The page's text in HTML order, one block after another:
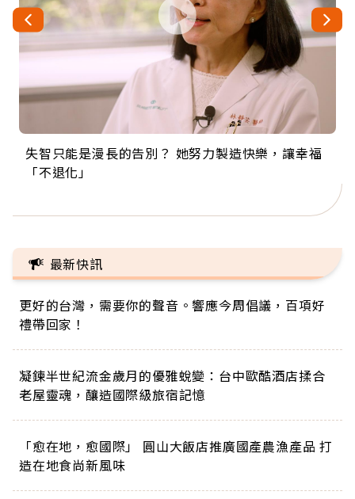
失智只能是漫長的告別？ 她努力製造快樂，讓幸福
「不退化」
來自剛果的巧克力神父 為台灣奉獻36年 「台灣是我
的家，我連作夢都講台語！」
63歲卸矽谷副總、搬回台灣找快樂！「蛋黃哥小
丑」走進安養院，逗樂上萬爺奶：退休後才開始真
104歲打破金氏世界紀錄 成為全球最年長羽球選
手，分享長壽的秘密原來是「這個」
事業巔峰他選擇追夢…黑手阿伯拉小提琴還登上小
巨蛋！連CNN都大讚！
最新快訊
更好的台灣，需要你的聲音。響應今周倡議，百項好
禮帶回家！
凝鍊半世紀流金歲月的優雅蛻變：台中歐酷酒店揉合
老屋靈魂，釀造國際級旅宿記憶
「愈在地，愈國際」 圓山大飯店推廣國產農漁產品 打
造在地食尚新風味